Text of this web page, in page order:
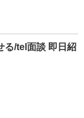
る/tel面談 即日紹